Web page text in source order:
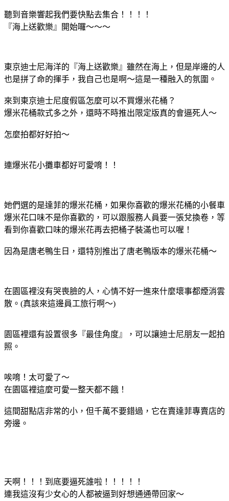
聽到音樂響起我們要快點去集合！！！！
『海上送歡樂』開始囉～～～
東京迪士尼海洋的『海上送歡樂』雖然在海上，但是岸邊的人
也是拼了命的揮手，我自己也是啊～這是一種融入的氛圍。
來到東京迪士尼度假區怎麼可以不買爆米花桶？
爆米花桶款式多之外，還時不時推出限定版真的會逼死人～
怎麼拍都好好拍～
連爆米花小攤車都好可愛唷！！
她們選的是達菲的爆米花桶，如果你喜歡的爆米花桶的小餐車
爆米花口味不是你喜歡的，可以跟服務人員要一張兌換卷，等
看到你喜歡口味的爆米花再去把桶子裝滿也可以喔！
因為是唐老鴨生日，還特別推出了唐老鴨版本的爆米花桶～
在園區裡沒有哭喪臉的人，心情不好一進來什麼壞事都煙消雲
散。(真該來這邊員工旅行啊～)
園區裡還有設置很多『最佳角度』，可以讓迪士尼朋友一起拍
照。
唉唷！太可愛了～
在園區裡這麼可愛一整天都不餓！
這間甜點店非常的小，但千萬不要錯過，它在賣達菲專賣店的
旁邊。
天啊！！！到底要逼死誰啦！！！！！
連我這沒有少女心的人都被逼到好想通通帶回家～